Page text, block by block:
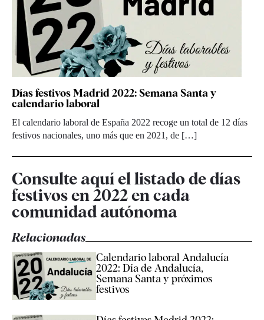
Días festivos Madrid 2022: Semana Santa y
calendario laboral
El calendario laboral de España 2022 recoge un total de 12 días
festivos nacionales, uno más que en 2021, de […]
Consulte aquí el listado de días
festivos en 2022 en cada
comunidad autónoma
Relacionadas
Calendario laboral Andalucía
2022: Día de Andalucía,
Semana Santa y próximos
festivos